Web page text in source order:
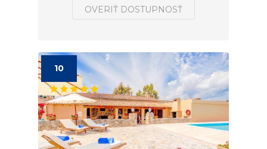
OVERIŤ DOSTUPNOSŤ
10